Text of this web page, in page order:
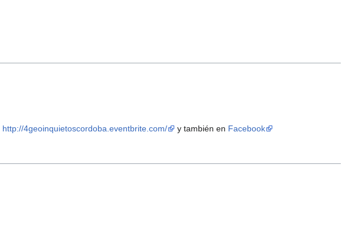
http://4geoinquietoscordoba.eventbrite.com/ y también en Facebook